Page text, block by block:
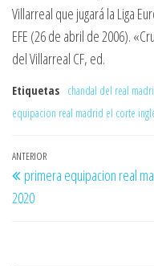
Villarreal que jugará la Liga
EFE (26 de abril de 2006).
del Villarreal CF, ed.
Etiquetas chandal del real
equipacion real madrid el corte
Navegación
de
entradas
Entrada
anterior
ANTERIOR
primera equipacion real
2020